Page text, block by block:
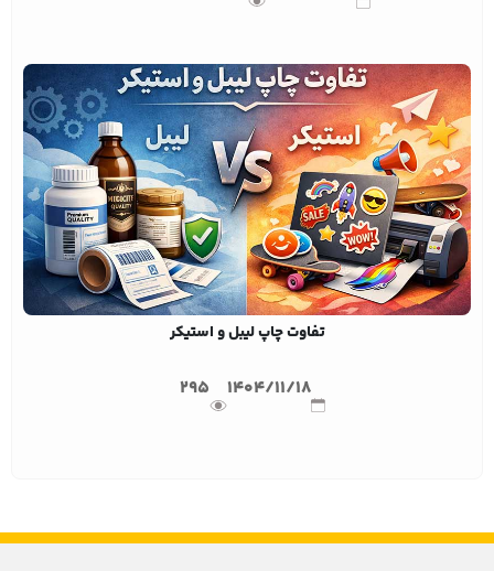
تفاوت چاپ لیبل و استیکر
1404/11/18
295